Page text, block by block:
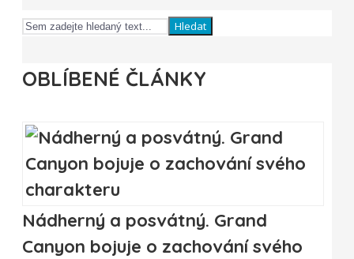
Hledat
OBLÍBENÉ ČLÁNKY
Nádherný a posvátný. Grand
Canyon bojuje o zachování svého